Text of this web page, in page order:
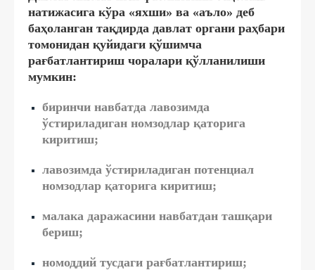
натижасига кўра «яхши» ва «аъло» деб
баҳоланган тақдирда давлат органи раҳбари
томонидан қуйидаги қўшимча
рағбатлантириш чоралари қўлланилиши
мумкин:
биринчи навбатда лавозимда
ўстириладиган номзодлар қаторига
киритиш;
лавозимда ўстириладиган потенциал
номзодлар қаторига киритиш;
малака даражасини навбатдан ташқари
бериш;
номоддий тусдаги рағбатлантириш;